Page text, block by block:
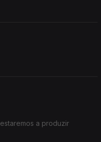
a produzir